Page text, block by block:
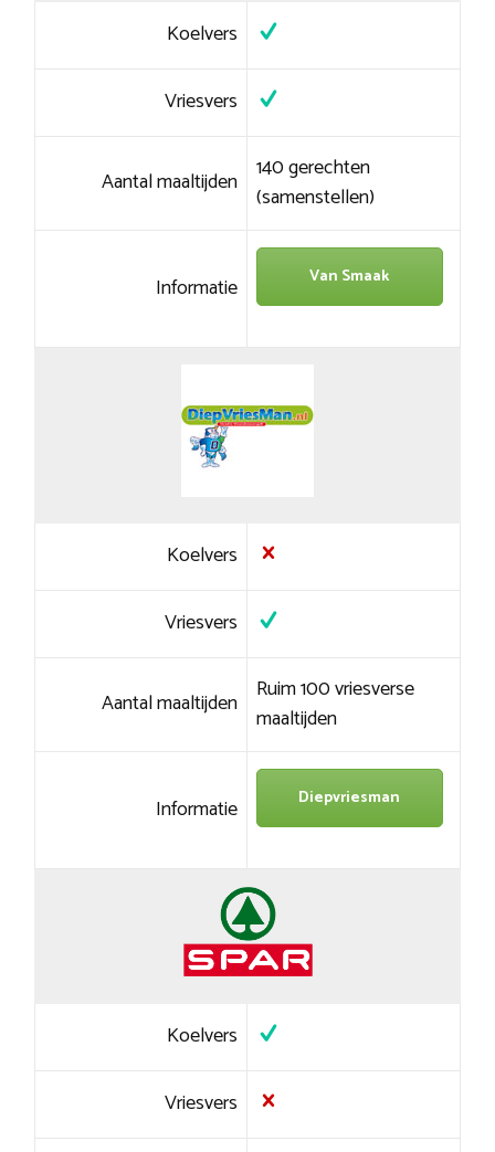
Koelvers
Vriesvers
Aantal maaltijden 140 gerechten
(samenstellen)
Informatie Van Smaak
Koelvers
Vriesvers
Aantal maaltijden Ruim 100 vriesverse
maaltijden
Informatie Diepvriesman
Koelvers
Vriesvers